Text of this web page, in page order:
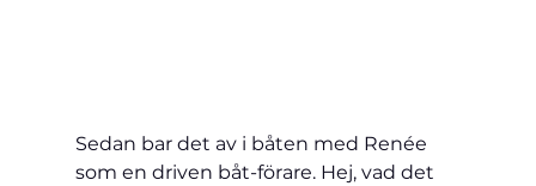
Sedan bar det av i båten med Renée
som en driven båt-förare. Hej, vad det